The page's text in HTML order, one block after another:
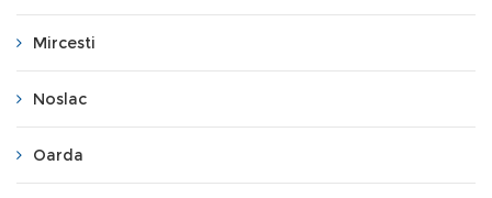
Mircesti
Noslac
Oarda